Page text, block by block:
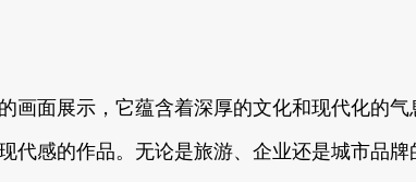
画面展示，它蕴含着深厚的文化和现代化的
代感的作品。无论是旅游、企业还是城市品